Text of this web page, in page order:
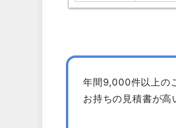
年間9,000件以上の
お持ちの見積書が